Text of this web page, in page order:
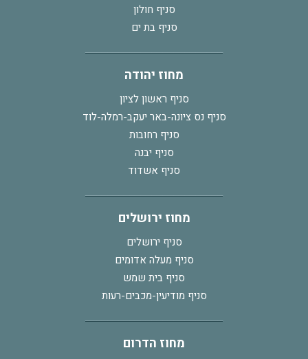
סניף חולון
סניף בת ים
מחוז יהודה
סניף ראשון לציון
סניף נס ציונה-באר יעקב-רמלה-לוד
סניף רחובות
סניף יבנה
סניף אשדוד
מחוז ירושלים
סניף ירושלים
סניף מעלה אדומים
סניף בית שמש
סניף מודיעין-מכבים-רעות
מחוז הדרום